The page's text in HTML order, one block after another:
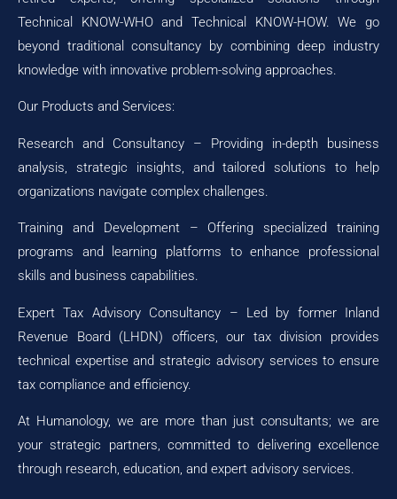
Technical KNOW-WHO and Technical KNOW-HOW. We go
beyond traditional consultancy by combining deep industry
knowledge with innovative problem-solving approaches.
Our Products and Services:
Research and Consultancy – Providing in-depth business
analysis, strategic insights, and tailored solutions to help
organizations navigate complex challenges.
Training and Development – Offering specialized training
programs and learning platforms to enhance professional
skills and business capabilities.
Expert Tax Advisory Consultancy – Led by former Inland
Revenue Board (LHDN) officers, our tax division provides
technical expertise and strategic advisory services to ensure
tax compliance and efficiency.
At Humanology, we are more than just consultants; we are
your strategic partners, committed to delivering excellence
through research, education, and expert advisory services.